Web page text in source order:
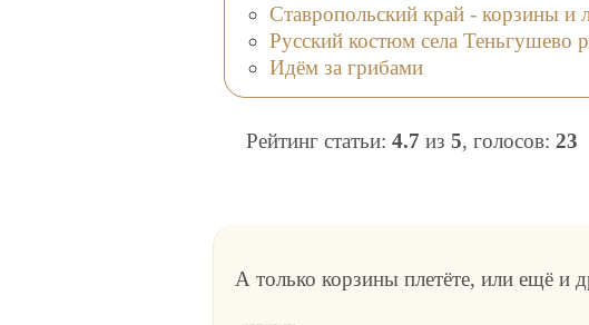
Ставропольский край - корзины и
Русский костюм села Теньгушево
Идём за грибами
Рейтинг статьи: 4.7 из 5, голосов: 23
А только корзины плетёте, или ещё и